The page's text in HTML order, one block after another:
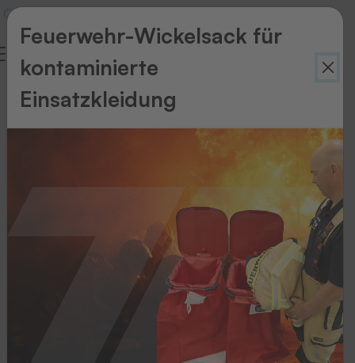
Wie
finde
Feuerwehr-Wickelsack für
kontaminierte
Einsatzkleidung